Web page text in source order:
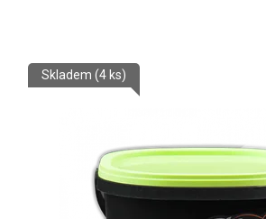
Skladem (4 ks)